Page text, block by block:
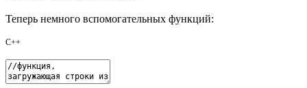
Теперь немного вспомогательных функций:
C++